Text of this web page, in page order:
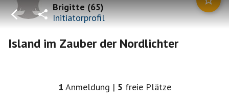
Brigitte(65)
Initiatorprofil
Island im Zauber der Nordlichter
1 Anmeldung | 5 freie Plätze